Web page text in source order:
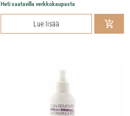
Heti saatavilla verkkokaupasta
Lue lisää